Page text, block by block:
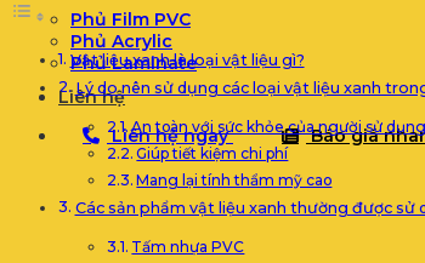
Phủ Film PVC
Phủ Acrylic
Phủ Laminate
Liên hệ
Liên hệ ngay
Báo giá
Vật liệu xanh là loại vật liệu gì?
Lý do nên sử dụng các loại vật liệu xanh
An toàn với sức khỏe của người sử dụng
Giúp tiết kiệm chi phí
Mang lại tính thẩm mỹ cao
Các sản phẩm vật liệu xanh thường được
Tấm nhựa PVC